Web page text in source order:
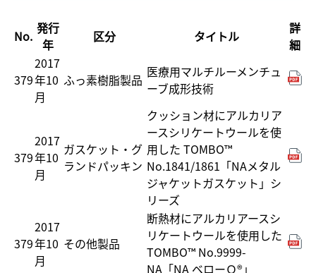
No. 発行
年
区分 タイトル
詳
細
379
2017
年10
月
ふっ素樹脂製品 医療用マルチルーメンチュ
ーブ成形技術
379
2017
年10
月
ガスケット・グ
ランドパッキン
クッション材にアルカリア
ースシリケートウールを使
用した TOMBO™
No.1841/1861「NAメタル
ジャケットガスケット」シ
リーズ
379
2017
年10
月
その他製品
断熱材にアルカリアースシ
リケートウールを使用した
TOMBO™ No.9999-
NA「NA ベローＱ®」